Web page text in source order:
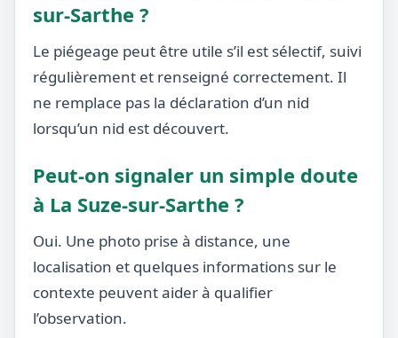
sur-Sarthe ?
Le piégeage peut être utile s’il est sélectif, suivi
régulièrement et renseigné correctement. Il
ne remplace pas la déclaration d’un nid
lorsqu’un nid est découvert.
Peut-on signaler un simple doute
à La Suze-sur-Sarthe ?
Oui. Une photo prise à distance, une
localisation et quelques informations sur le
contexte peuvent aider à qualifier
l’observation.